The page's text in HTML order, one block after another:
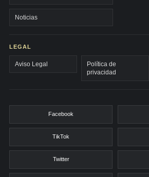
Noticias
LEGAL
Aviso Legal
Política de
privacidad
Facebook
TikTok
Twitter